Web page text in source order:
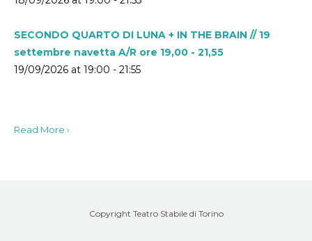
SECONDO QUARTO DI LUNA + IN THE BRAIN // 19
settembre navetta A/R ore 19,00 - 21,55
19/09/2026 at 19:00 - 21:55
Read More ›
Copyright Teatro Stabile di Torino